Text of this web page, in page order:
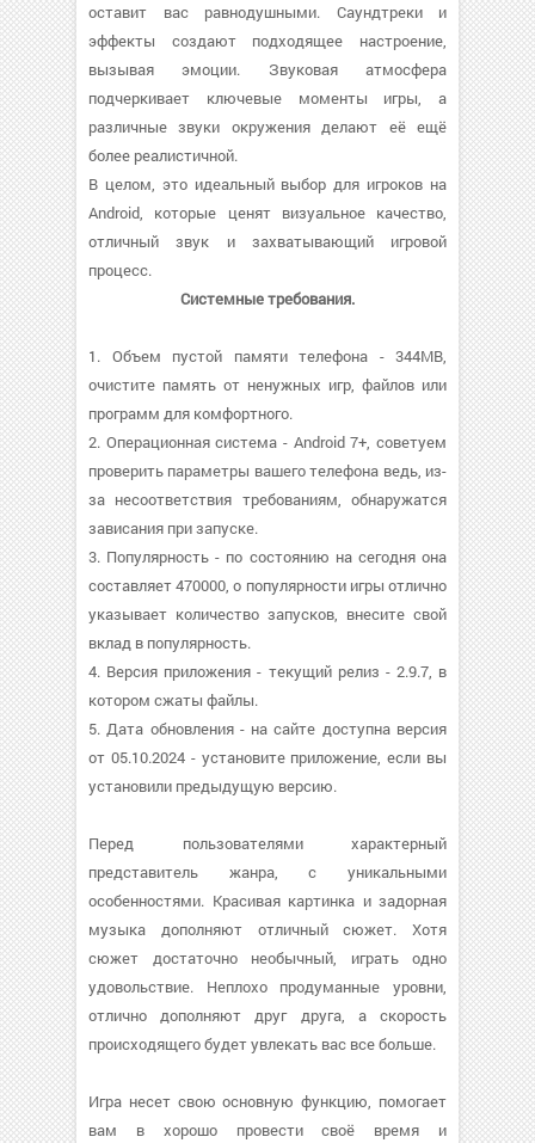
оставит вас равнодушными. Саундтреки и
эффекты создают подходящее настроение,
вызывая эмоции. Звуковая атмосфера
подчеркивает ключевые моменты игры, а
различные звуки окружения делают её ещё
более реалистичной.
В целом, это идеальный выбор для игроков на
Android, которые ценят визуальное качество,
отличный звук и захватывающий игровой
процесс.
Системные требования.
1. Объем пустой памяти телефона - 344MB,
очистите память от ненужных игр, файлов или
программ для комфортного.
2. Операционная система - Android 7+, советуем
проверить параметры вашего телефона ведь, из-
за несоответствия требованиям, обнаружатся
зависания при запуске.
3. Популярность - по состоянию на сегодня она
составляет 470000, о популярности игры отлично
указывает количество запусков, внесите свой
вклад в популярность.
4. Версия приложения - текущий релиз - 2.9.7, в
котором сжаты файлы.
5. Дата обновления - на сайте доступна версия
от 05.10.2024 - установите приложение, если вы
установили предыдущую версию.
Перед пользователями характерный
представитель жанра, с уникальными
особенностями. Красивая картинка и задорная
музыка дополняют отличный сюжет. Хотя
сюжет достаточно необычный, играть одно
удовольствие. Неплохо продуманные уровни,
отлично дополняют друг друга, а скорость
происходящего будет увлекать вас все больше.
Игра несет свою основную функцию, помогает
вам в хорошо провести своё время и